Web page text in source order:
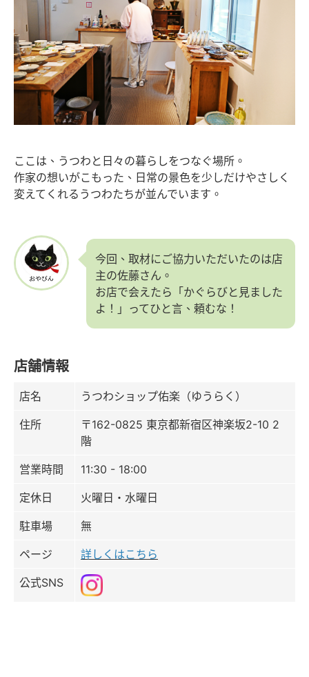
ここは、うつわと日々の暮らしをつなぐ場所。
作家の想いがこもった、日常の景色を少しだけやさしく
変えてくれるうつわたちが並んでいます。
今回、取材にご協力いただいたのは店
主の佐藤さん。
お店で会えたら「かぐらびと見ました
よ！」ってひと言、頼むな！
店舗情報
店名 うつわショップ佑楽（ゆうらく）
住所
〒162-0825 東京都新宿区神楽坂2-10 2
階
営業時間 11:30 - 18:00
定休日 火曜日・水曜日
駐車場 無
ページ 詳しくはこちら
公式SNS